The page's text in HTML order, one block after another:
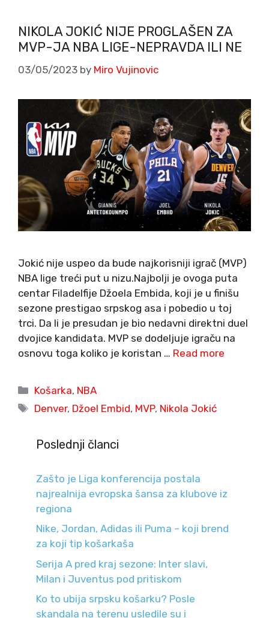
NIKOLA JOKIĆ NIJE PROGLAŠEN ZA
MVP-JA NBA LIGE-NEPRAVDA ILI NE
03/05/2023 by Miro Vujinovic
Jokić nije uspeo da bude najkorisniji igrač (MVP)
NBA lige treći put u nizu.Najbolji je ovoga puta
centar Filadelfije Džoela Embida, koji je u finišu
sezone prestigao srpskog asa i pobedio u toj
trci. Da li je presudan je bio nedavni direktni duel
dvojice kandidata. MVP se dodeljuje igraču na
osnovu toga koliko je koristan … Read more
Categories
Košarka, NBA
Tags
Denver, Džoel Embid, MVP, Nikola Jokić
Poslednji članci
Zašto je Liga konferencija postala
najrealnija evropska šansa za klubove iz
regiona
Nike, Jordan, Adidas ili Puma – koji brend
za koji tip košarkaša
Serija A pred kraj sezone: Inter slavi,
Milan i Juventus pod pritiskom
Ko to ubija srpsku košarku? Posle
skandala na terenu usledile su i